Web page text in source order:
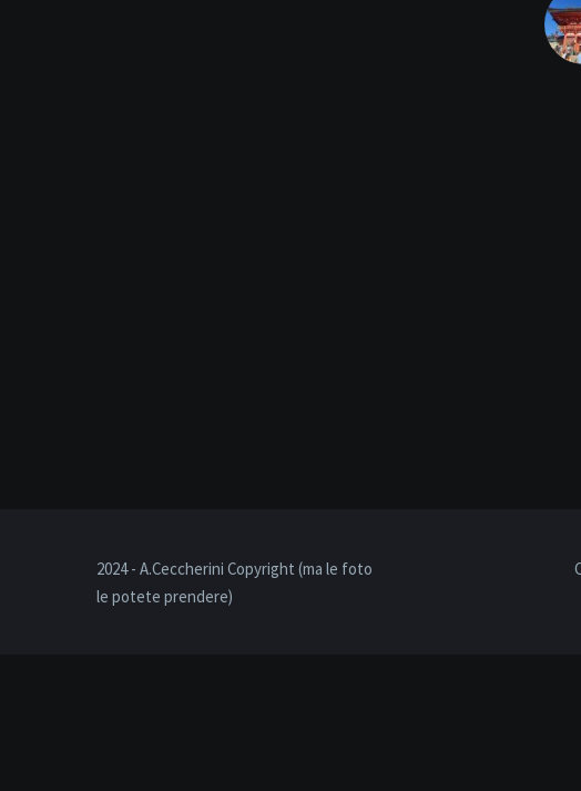
2024 - A.Ceccherini Copyright (ma le foto
le potete prendere)